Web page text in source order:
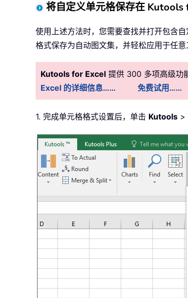
将自定义单元格保存在 Kutools
使用上述方法时，您需要查找并打开包含
格式保存为自动图文集，并轻松应用于任意
Kutools for Excel 提供 300 多项高级功
Excel 的详细信息……
免费试用……
1. 完成单元格格式设置后，单击 Kutools >